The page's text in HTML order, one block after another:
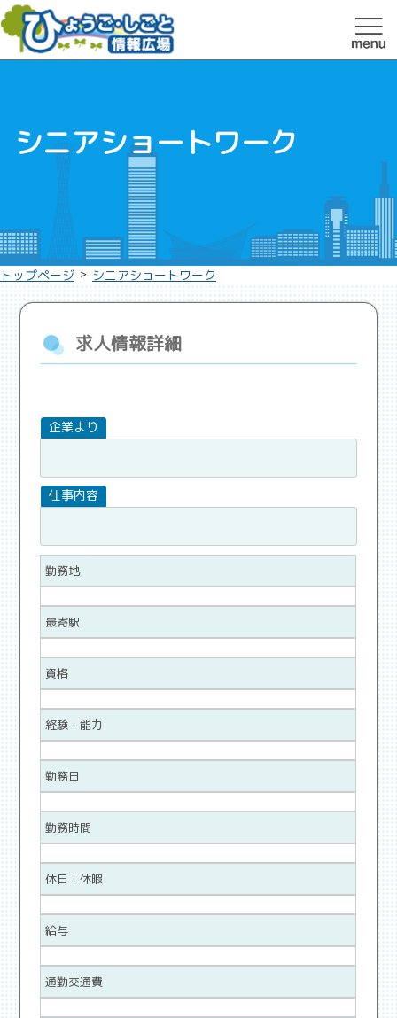
シニアショートワーク
トップページ > シニアショートワーク
求人情報詳細
勤務地
最寄駅
資格
経験・能力
勤務日
勤務時間
休日・休暇
給与
通勤交通費